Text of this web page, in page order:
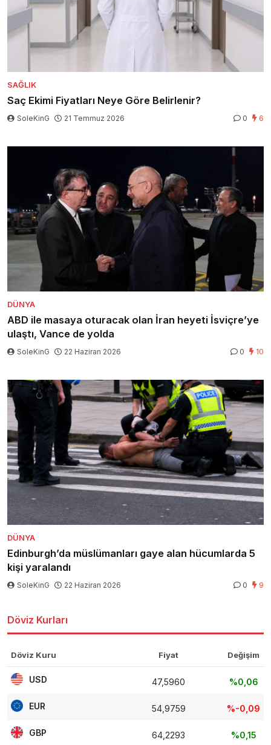
SAĞLIK
Saç Ekimi Fiyatları Neye Göre Belirlenir?
SoleKinG 21 Temmuz 2026 0 6
DÜNYA
ABD ile masaya oturacak olan İran heyeti İsviçre’ye
ulaştı, Vance de yolda
SoleKinG 22 Haziran 2026 0 10
DÜNYA
Edinburgh’da müslümanları gaye alan hücumlarda 5
kişi yaralandı
SoleKinG 22 Haziran 2026 0 9
Döviz Kurları
Döviz Kuru Fiyat Değişim
USD 47,5960 %0,06
EUR 54,9759 %-0,09
GBP 64,2293 %0,15